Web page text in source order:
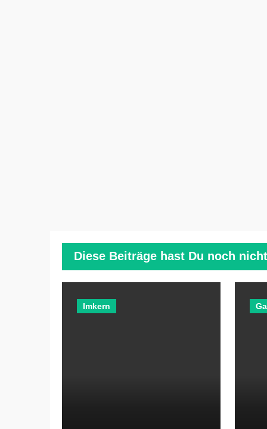
Diese Beiträge hast Du noch
Imkern